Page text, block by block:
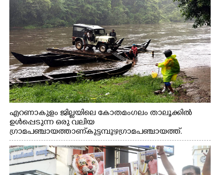
എറണാകുളം ജില്ലയിലെ കോതമംഗലം താലൂക്കിൽ
ഉൾപ്പെടുന്ന ഒരു വലിയ
ഗ്രാമപഞ്ചായത്താണ് കുട്ടമ്പുഴ ഗ്രാമ പഞ്ചായത്ത്.
ആദിവാസി ഊരുകളായ വെള്ളാരംകുത്ത്, കത്തിപ്പാറ,
ഉറിയംപെട്ടി, തേക്കല്ല്, വെട്ടിക്കല്ല്, മഞ്ചപ്പാറ എന്നീ ആറു
സ്ഥലങ്ങളിലേക്കുള്ള പ്രധാന സഞ്ചാര മാർഗമാണ് ഈ
കാണുന്ന കടത്ത് വള്ളം